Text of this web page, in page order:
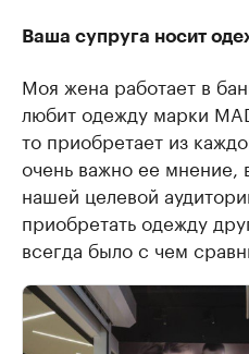
Ваша супруга носит
Моя жена работает в
любит одежду марки
то приобретает из
очень важно ее мнение,
нашей целевой
приобретать одежду
всегда было с чем